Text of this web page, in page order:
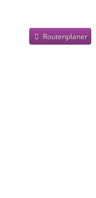
Routenplaner